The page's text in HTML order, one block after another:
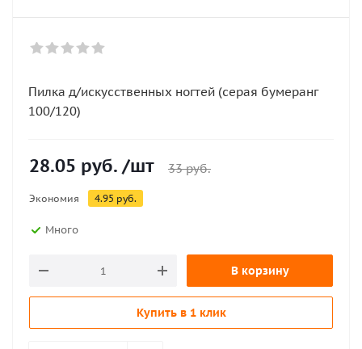
Пилка д/искусственных ногтей (серая бумеранг
100/120)
28.05 руб. /шт 33руб.
Экономия 4.95 руб.
Много
В корзину
Купить в 1 клик